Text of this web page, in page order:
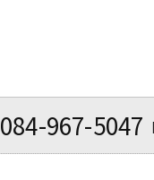
084-967-5047